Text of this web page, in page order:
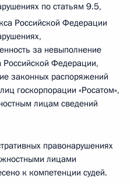
по статьям 9.5,
Российской Федерации
за невыполнение
Российской Федерации,
законных распоряжений
госкорпорации «Росатом»,
лицам сведений
правонарушениях
лицами
к компетенции судей.